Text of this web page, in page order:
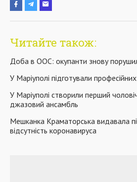
Читайте також:
Доба в ООС: окупанти знову
У Маріуполі підготували
У Маріуполі створили перший
джазовий ансамбль
Мешканка Краматорська видавала
відсутність коронавируса